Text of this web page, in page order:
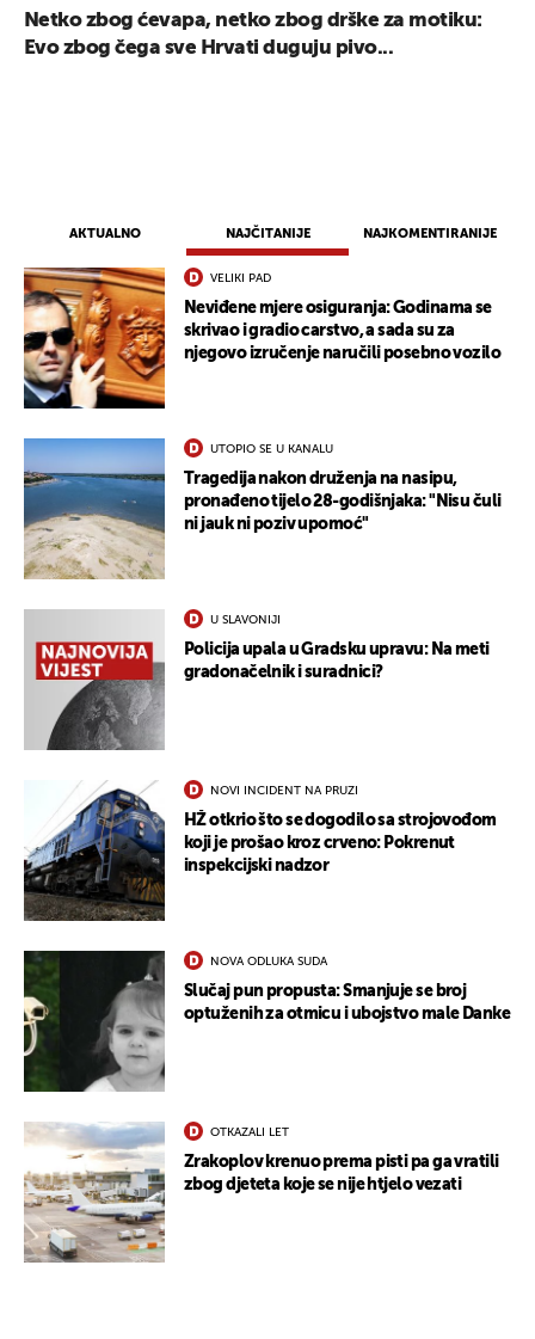
AKTUALNO NAJČITANIJE NAJKOMENTIRANIJE
VELIKI PAD
Neviđene mjere osiguranja: Godinama se
skrivao i gradio carstvo, a sada su za
njegovo izručenje naručili posebno vozilo
UTOPIO SE U KANALU
Tragedija nakon druženja na nasipu,
pronađeno tijelo 28-godišnjaka: "Nisu čuli
ni jauk ni poziv upomoć"
U SLAVONIJI
Policija upala u Gradsku upravu: Na meti
gradonačelnik i suradnici?
NOVI INCIDENT NA PRUZI
HŽ otkrio što se dogodilo sa strojovođom
koji je prošao kroz crveno: Pokrenut
inspekcijski nadzor
NOVA ODLUKA SUDA
Slučaj pun propusta: Smanjuje se broj
optuženih za otmicu i ubojstvo male Danke
OTKAZALI LET
Zrakoplov krenuo prema pisti pa ga vratili
zbog djeteta koje se nije htjelo vezati
Netko zbog ćevapa, netko zbog drške za motiku:
Evo zbog čega sve Hrvati duguju pivo...